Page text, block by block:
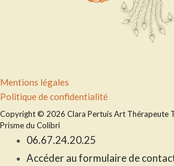
Mentions légales
Politique de confidentialité
Copyright © 2026 Clara Pertuis Art Thérapeute
Prisme du Colibri
06.67.24.20.25
Accéder au formulaire de